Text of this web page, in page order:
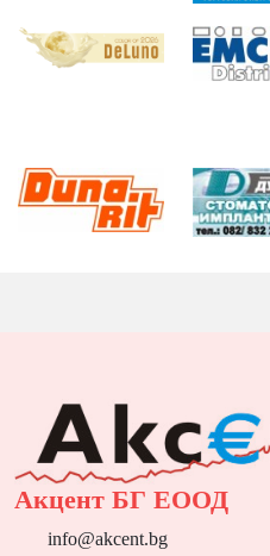
Акцент БГ ЕООД
info@akcent.bg